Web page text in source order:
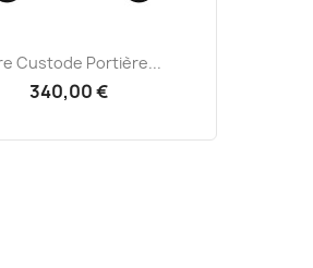
Custode Portière...
340,00 €